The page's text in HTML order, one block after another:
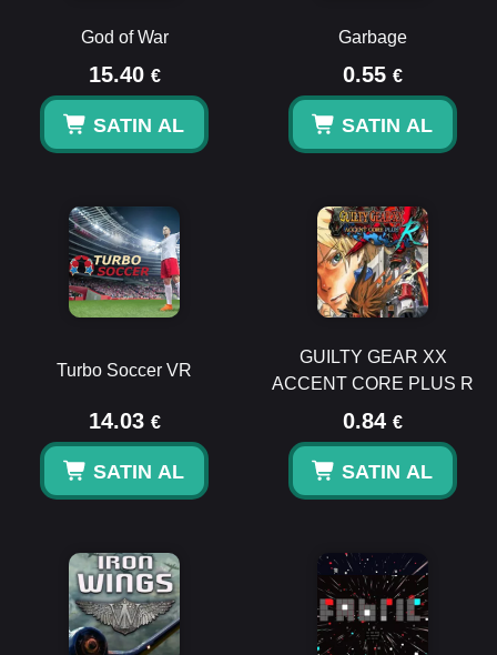
God of War
15.40 €
SATIN AL
Garbage
0.55 €
SATIN AL
Turbo Soccer VR
14.03 €
SATIN AL
GUILTY GEAR XX
ACCENT CORE PLUS R
0.84 €
SATIN AL